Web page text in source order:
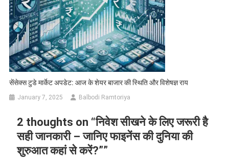
सेंसेक्स टुडे मार्केट अपडेट: आज के शेयर बाजार की स्थिति और विशेषज्ञ राय
January 7, 2025 Balbodi Ramtoriya
2 thoughts on “निवेश सीखने के लिए जरूरी है
सही जानकारी – जानिए फाइनेंस की दुनिया की
शुरुआत कहां से करें?””